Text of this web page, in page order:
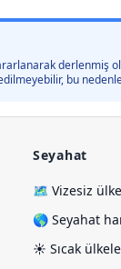
derlenmiş
edilmeyebilir, bu
Seyahat
🗺️ Vizesiz
🌎 Seyahat
☀️ Sıcak